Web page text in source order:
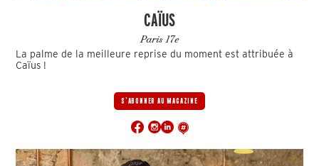
CAÏUS
Paris 17e
La palme de la meilleure reprise du moment est attribuée à
Caïus !
S'ABONNER AU MAGAZINE